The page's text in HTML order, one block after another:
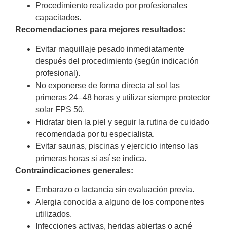
Procedimiento realizado por profesionales
capacitados.
Recomendaciones para mejores resultados:
Evitar maquillaje pesado inmediatamente
después del procedimiento (según indicación
profesional).
No exponerse de forma directa al sol las
primeras 24–48 horas y utilizar siempre protector
solar FPS 50.
Hidratar bien la piel y seguir la rutina de cuidado
recomendada por tu especialista.
Evitar saunas, piscinas y ejercicio intenso las
primeras horas si así se indica.
Contraindicaciones generales:
Embarazo o lactancia sin evaluación previa.
Alergia conocida a alguno de los componentes
utilizados.
Infecciones activas, heridas abiertas o acné